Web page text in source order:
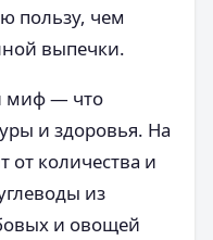
пользу, чем
выпечки.
миф — что
и здоровья. На
от количества и
из
и овощей